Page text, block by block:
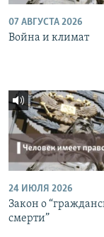
07 АВГУСТА 2026
Война и климат
24 ИЮЛЯ 2026
Закон о
смерти”